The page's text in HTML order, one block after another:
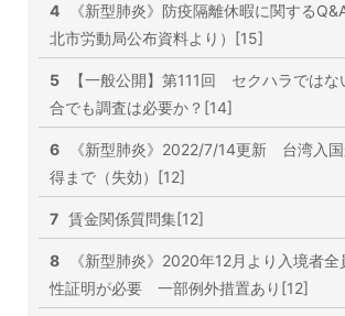
4
《新型肺炎》防疫隔離休暇に関する
北市労動局公布資料より）[15]
5
【一般公開】第111回 セクハラではな
合でも調査は必要か？[14]
6
《新型肺炎》2022/7/14更新 台湾入国
得まで（失効）[12]
7 賃金関係質問集[12]
8
《新型肺炎》2020年12月より入境者全
性証明が必要 一部例外措置あり[12]